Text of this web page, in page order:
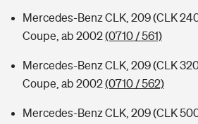
Mercedes-Benz CLK, 209 (CLK
Coupe, ab 2002(0710 / 561)
Mercedes-Benz CLK, 209 (CLK
Coupe, ab 2002(0710 / 562)
Mercedes-Benz CLK, 209 (CLK